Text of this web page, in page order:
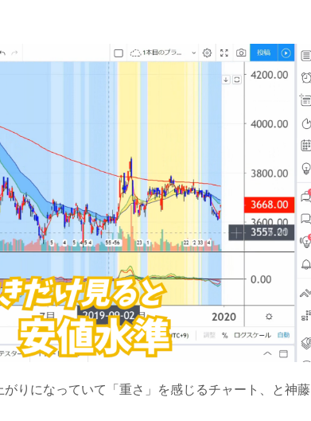
りになっていて「重さ」を感じるチャート、と神藤